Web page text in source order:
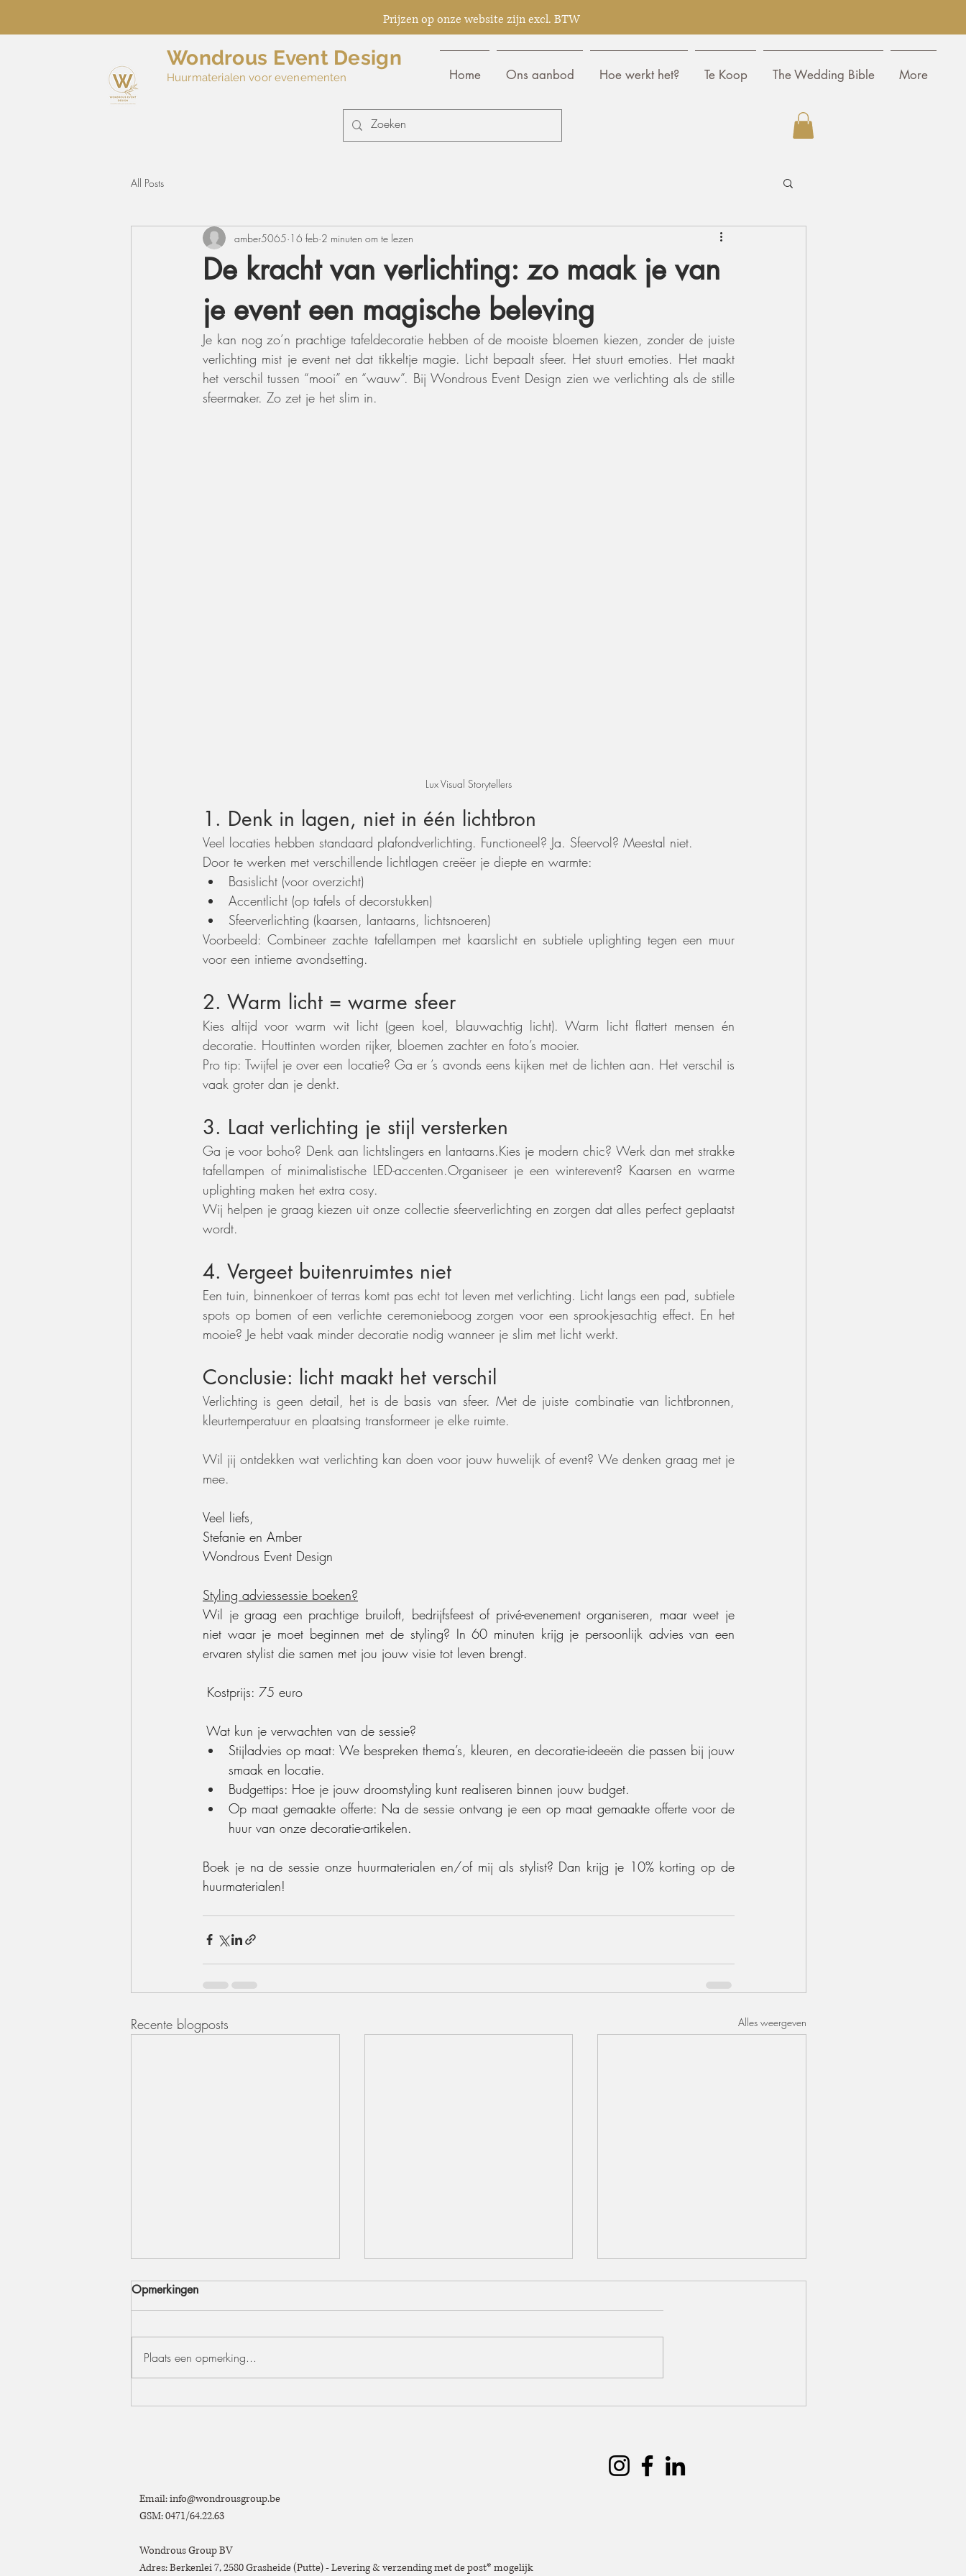
Prijzen op onze website zijn excl. BTW
Wondrous Event Design
Huurmaterialen voor evenementen Home Ons aanbod Hoe werkt het? Te Koop The Wedding Bible More
All Posts
De kracht van verlichting: zo maak je van
je event een magische beleving
amber5065 16 feb 2 minuten om te lezen
Je kan nog zo’n prachtige tafeldecoratie hebben of de mooiste bloemen kiezen, zonder de juiste
verlichting mist je event net dat tikkeltje magie. Licht bepaalt sfeer. Het stuurt emoties. Het maakt
het verschil tussen “mooi” en “wauw”. Bij Wondrous Event Design zien we verlichting als de stille
sfeermaker. Zo zet je het slim in.
Lux Visual Storytellers
1. Denk in lagen, niet in één lichtbron
Veel locaties hebben standaard plafondverlichting. Functioneel? Ja. Sfeervol? Meestal niet.
Door te werken met verschillende lichtlagen creëer je diepte en warmte:
Basislicht (voor overzicht)
Accentlicht (op tafels of decorstukken)
Sfeerverlichting (kaarsen, lantaarns, lichtsnoeren)
Voorbeeld: Combineer zachte tafellampen met kaarslicht en subtiele uplighting tegen een muur
voor een intieme avondsetting.
2. Warm licht = warme sfeer
Kies altijd voor warm wit licht (geen koel, blauwachtig licht). Warm licht flattert mensen én
decoratie. Houttinten worden rijker, bloemen zachter en foto’s mooier.
Pro tip: Twijfel je over een locatie? Ga er ’s avonds eens kijken met de lichten aan. Het verschil is
vaak groter dan je denkt.
3. Laat verlichting je stijl versterken
Ga je voor boho? Denk aan lichtslingers en lantaarns.Kies je modern chic? Werk dan met strakke
tafellampen of minimalistische LED-accenten.Organiseer je een winterevent? Kaarsen en warme
uplighting maken het extra cosy.
Wij helpen je graag kiezen uit onze collectie sfeerverlichting en zorgen dat alles perfect geplaatst
wordt.
4. Vergeet buitenruimtes niet
Een tuin, binnenkoer of terras komt pas echt tot leven met verlichting. Licht langs een pad, subtiele
spots op bomen of een verlichte ceremonieboog zorgen voor een sprookjesachtig effect. En het
mooie? Je hebt vaak minder decoratie nodig wanneer je slim met licht werkt.
Conclusie: licht maakt het verschil
Verlichting is geen detail, het is de basis van sfeer. Met de juiste combinatie van lichtbronnen,
kleurtemperatuur en plaatsing transformeer je elke ruimte.
Wil jij ontdekken wat verlichting kan doen voor jouw huwelijk of event? We denken graag met je
mee.
Veel liefs,
Stefanie en Amber
Wondrous Event Design
Styling adviessessie boeken?
Wil je graag een prachtige bruiloft, bedrijfsfeest of privé-evenement organiseren, maar weet je
niet waar je moet beginnen met de styling? In 60 minuten krijg je persoonlijk advies van een
ervaren stylist die samen met jou jouw visie tot leven brengt.
Kostprijs: 75 euro
Wat kun je verwachten van de sessie?
Stijladvies op maat: We bespreken thema’s, kleuren, en decoratie-ideeën die passen bij jouw
smaak en locatie.
Budgettips: Hoe je jouw droomstyling kunt realiseren binnen jouw budget.
Op maat gemaakte offerte: Na de sessie ontvang je een op maat gemaakte offerte voor de
huur van onze decoratie-artikelen.
Boek je na de sessie onze huurmaterialen en/of mij als stylist? Dan krijg je 10% korting op de
huurmaterialen!
Recente blogposts Alles weergeven
Opmerkingen
Plaats een opmerking...
Email:info@wondrousgroup.be
GSM: 0471/64.22.63
Wondrous Group BV
Adres: Berkenlei 7, 2580 Grasheide (Putte) - Levering & verzending met de post* mogelijk